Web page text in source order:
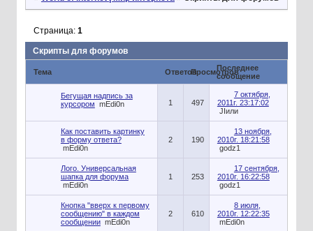
Скрипты для форумов
Страница: 1
Тема ОтветовПросмотровПоследнее
сообщение
Бегущая надпись за
курсором mEdi0n 1 497
7 октября,
2011г. 23:17:02
JIили
Как поставить картинку
в форму ответа?
mEdi0n
2 190
13 ноября,
2010г. 18:21:58
godz1
Лого. Универсальная
шапка для форума
mEdi0n
1 253
17 сентября,
2010г. 16:22:58
godz1
Кнопка "вверх к первому
сообщению" в каждом
сообщении mEdi0n
2 610
8 июля,
2010г. 12:22:35
mEdi0n